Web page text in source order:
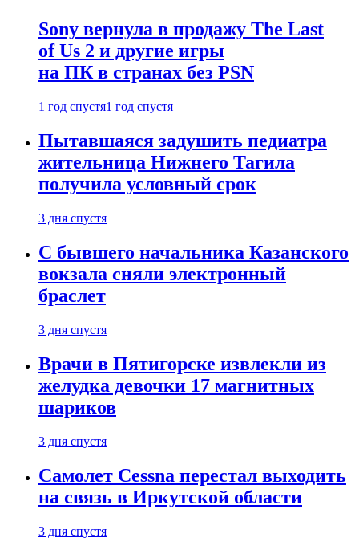
Sony вернула в продажу The Last
of Us 2 и другие игры
на ПК в странах без PSN
1 год спустя1 год спустя
Пытавшаяся задушить педиатра
жительница Нижнего Тагила
получила условный срок
3 дня спустя
С бывшего начальника Казанского
вокзала сняли электронный
браслет
3 дня спустя
Врачи в Пятигорске извлекли из
желудка девочки 17 магнитных
шариков
3 дня спустя
Самолет Cessna перестал выходить
на связь в Иркутской области
3 дня спустя